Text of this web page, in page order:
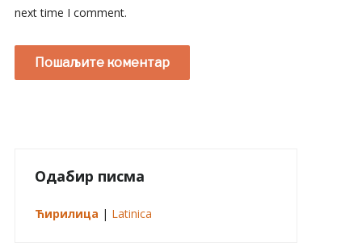
next time I comment.
Одабир писма
Ћирилица | Latinica